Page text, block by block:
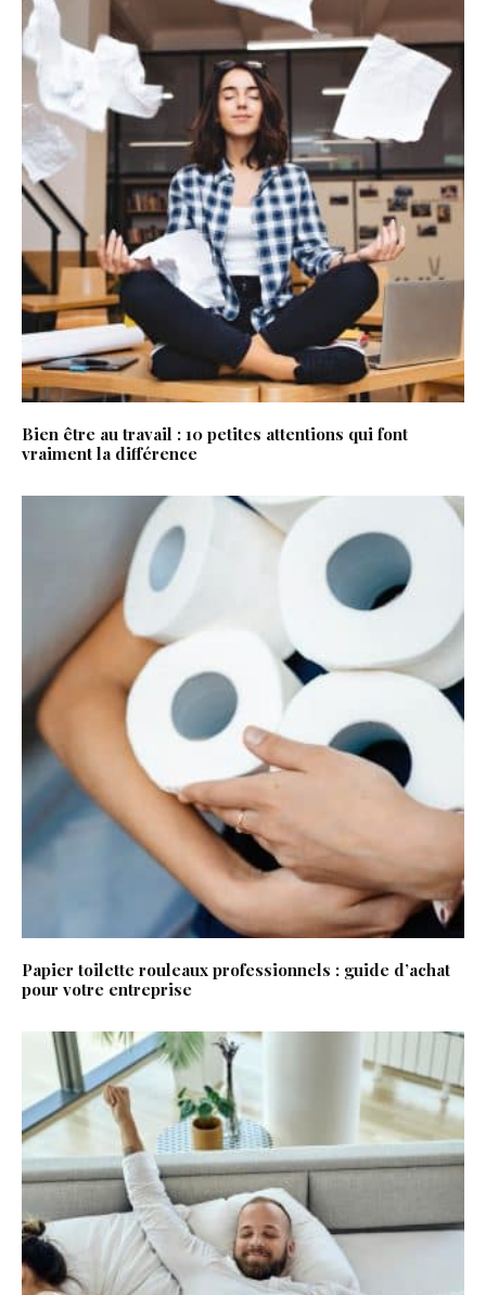
Bien être au travail : 10 petites attentions qui font
vraiment la différence
Papier toilette rouleaux professionnels : guide d’achat
pour votre entreprise